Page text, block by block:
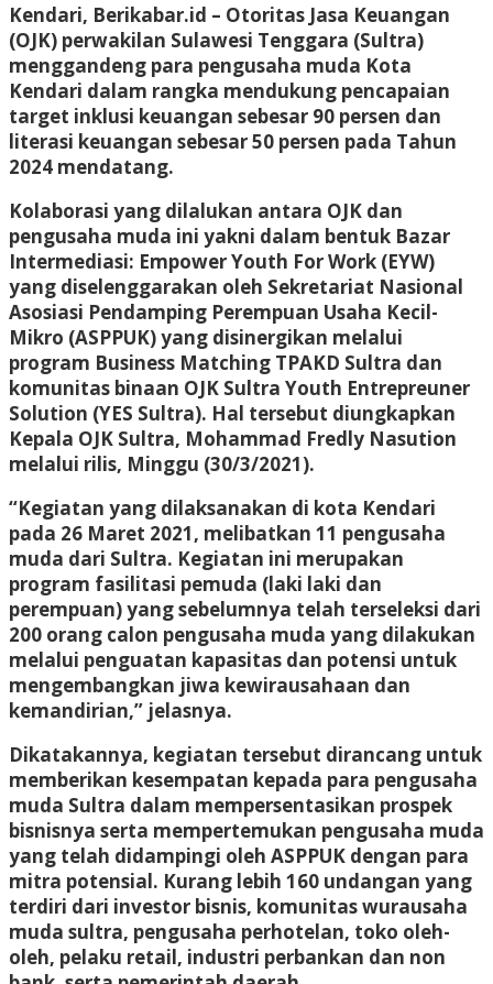
Kendari, Berikabar.id – Otoritas Jasa Keuangan
(OJK) perwakilan Sulawesi Tenggara (Sultra)
menggandeng para pengusaha muda Kota
Kendari dalam rangka mendukung pencapaian
target inklusi keuangan sebesar 90 persen dan
literasi keuangan sebesar 50 persen pada Tahun
2024 mendatang.
Kolaborasi yang dilalukan antara OJK dan
pengusaha muda ini yakni dalam bentuk Bazar
Intermediasi: Empower Youth For Work (EYW)
yang diselenggarakan oleh Sekretariat Nasional
Asosiasi Pendamping Perempuan Usaha Kecil-
Mikro (ASPPUK) yang disinergikan melalui
program Business Matching TPAKD Sultra dan
komunitas binaan OJK Sultra Youth Entrepreuner
Solution (YES Sultra). Hal tersebut diungkapkan
Kepala OJK Sultra, Mohammad Fredly Nasution
melalui rilis, Minggu (30/3/2021).
“Kegiatan yang dilaksanakan di kota Kendari
pada 26 Maret 2021, melibatkan 11 pengusaha
muda dari Sultra. Kegiatan ini merupakan
program fasilitasi pemuda (laki laki dan
perempuan) yang sebelumnya telah terseleksi dari
200 orang calon pengusaha muda yang dilakukan
melalui penguatan kapasitas dan potensi untuk
mengembangkan jiwa kewirausahaan dan
kemandirian,” jelasnya.
Dikatakannya, kegiatan tersebut dirancang untuk
memberikan kesempatan kepada para pengusaha
muda Sultra dalam mempersentasikan prospek
bisnisnya serta mempertemukan pengusaha muda
yang telah didampingi oleh ASPPUK dengan para
mitra potensial. Kurang lebih 160 undangan yang
terdiri dari investor bisnis, komunitas wurausaha
muda sultra, pengusaha perhotelan, toko oleh-
oleh, pelaku retail, industri perbankan dan non